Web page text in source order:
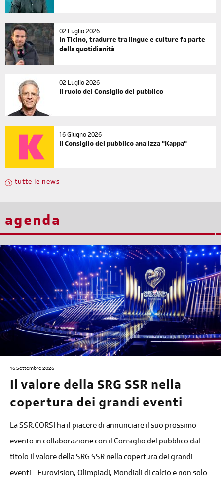
02 Luglio 2026
In Ticino, tradurre tra lingue e culture fa parte
della quotidianità
02 Luglio 2026
Il ruolo del Consiglio del pubblico
16 Giugno 2026
Il Consiglio del pubblico analizza "Kappa"
tutte le news
agenda
16 Settembre 2026
Il valore della SRG SSR nella
copertura dei grandi eventi
La SSR.CORSI ha il piacere di annunciare il suo prossimo
evento in collaborazione con il Consiglio del pubblico dal
titolo Il valore della SRG SSR nella copertura dei grandi
eventi - Eurovision, Olimpiadi, Mondiali di calcio e non solo